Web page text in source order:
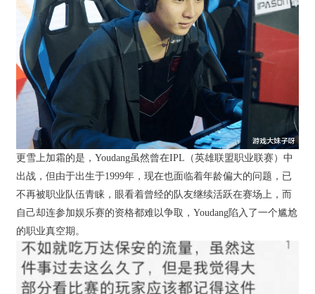
更雪上加霜的是，Youdang虽然曾在IPL（英雄联盟职业联赛）中
出战，但由于出生于1999年，现在也面临着年龄偏大的问题，已
不再被职业队伍青睐，眼看着曾经的队友继续活跃在赛场上，而
自己却连参加娱乐赛的资格都难以争取，Youdang陷入了一个尴尬
的职业真空期。